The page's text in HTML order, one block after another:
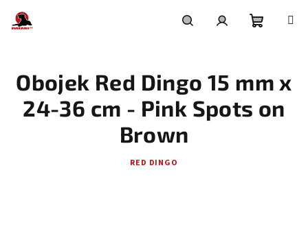
obsah
košík
Obojek Red Dingo 15 mm x
24-36 cm - Pink Spots on
Brown
RED DINGO